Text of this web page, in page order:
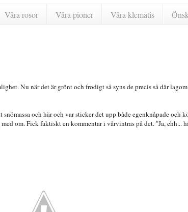
Våra rosor Våra pioner Våra klematis
Nu när det är grönt och frodigt så syns de precis så där
och här och var sticker det upp både egenknåpade och
om. Fick faktiskt en kommentar i vårvintras på det. "Ja, ehh...